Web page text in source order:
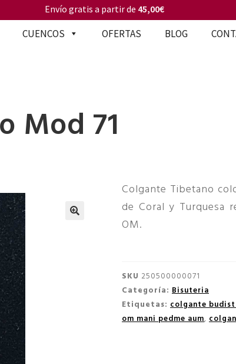
CUENCOS OFERTAS BLOG
Envío gratis a partir de 45,00€
Mod 71
Colgante Tibetano
de Coral y Turquesa
OM.
SKU 250500000071
Categoría: Bisuteria
Etiquetas: colgante
om mani pedme aum,